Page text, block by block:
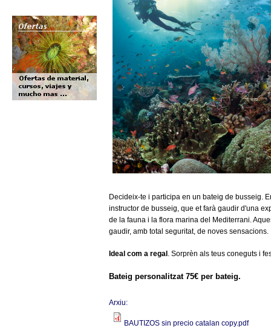
Decideix-te i participa en un bateig de busseig.
instructor de busseig, que et farà gaudir d'una
de la fauna i la flora marina del Mediterrani.
gaudir, amb total seguritat, de noves sensacions.
Ideal com a regal . Sorprèn als teus coneguts i
Bateig personalitzat 75€ per bateig.
Arxiu:
BAUTIZOS sin precio catalan copy.pdf